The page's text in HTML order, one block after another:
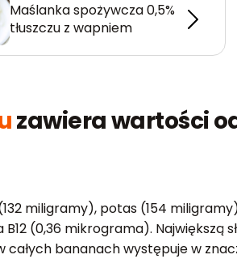
Maślanka spożywcza 0,5%
tłuszczu z wapniem
zawiera wartości
miligramy), potas (154
(0,36 mikrograma). Największą
bananach występuje w